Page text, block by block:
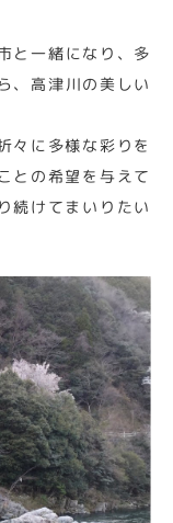
と一緒になり、多
、高津川の美しい
々に多様な彩りを
との希望を与えて
続けてまいりたい